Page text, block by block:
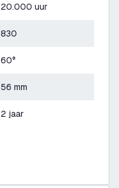
20.000 uur
830
60°
56 mm
2 jaar